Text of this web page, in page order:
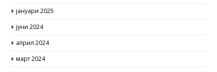
јануари 2025
јуни 2024
април 2024
март 2024